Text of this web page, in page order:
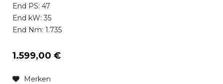
End PS: 47
End kW: 35
End Nm: 1.735
1.599,00 €
Merken